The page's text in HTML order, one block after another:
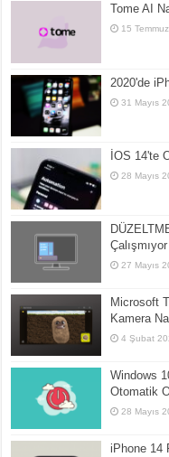
Tome AI
15
2020'de
31 Mayıs
İOS 14'te
28 Mayıs
Çalışmıyor
27 Mayıs
Microsoft
Kamera
4 Şubat
Windows
Otomatik
28 Mayıs
iPhone 14